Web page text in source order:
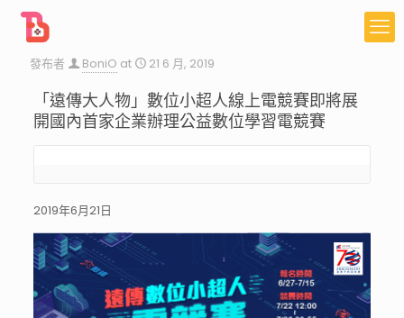
發布者 BoniO at 21 6 月, 2019
「遠傳大人物」數位小超人線上電競賽即將展
開國內首家企業辦理公益數位學習電競賽
2019年6月21日